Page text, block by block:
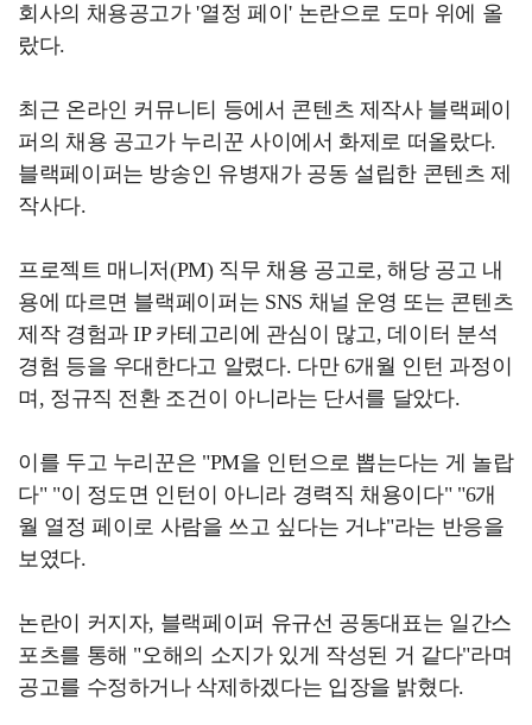
회사의 채용공고가 '열정 페이' 논란으로 도마 위에 올
랐다.
최근 온라인 커뮤니티 등에서 콘텐츠 제작사 블랙페이
퍼의 채용 공고가 누리꾼 사이에서 화제로 떠올랐다.
블랙페이퍼는 방송인 유병재가 공동 설립한 콘텐츠 제
작사다.
프로젝트 매니저(PM) 직무 채용 공고로, 해당 공고 내
용에 따르면 블랙페이퍼는 SNS 채널 운영 또는 콘텐츠
제작 경험과 IP 카테고리에 관심이 많고, 데이터 분석
경험 등을 우대한다고 알렸다. 다만 6개월 인턴 과정이
며, 정규직 전환 조건이 아니라는 단서를 달았다.
이를 두고 누리꾼은 "PM을 인턴으로 뽑는다는 게 놀랍
다" "이 정도면 인턴이 아니라 경력직 채용이다" "6개
월 열정 페이로 사람을 쓰고 싶다는 거냐"라는 반응을
보였다.
논란이 커지자, 블랙페이퍼 유규선 공동대표는 일간스
포츠를 통해 "오해의 소지가 있게 작성된 거 같다"라며
공고를 수정하거나 삭제하겠다는 입장을 밝혔다.